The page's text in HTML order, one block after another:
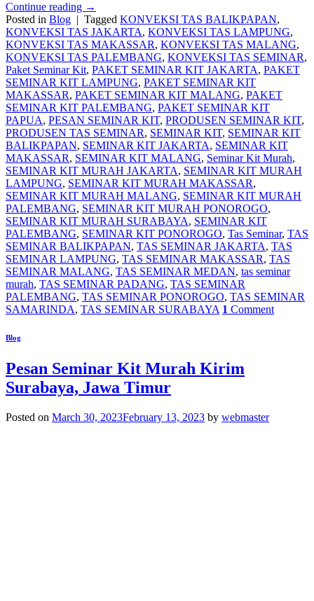
Continue reading →
Posted in Blog | Tagged KONVEKSI TAS BALIKPAPAN,
KONVEKSI TAS JAKARTA, KONVEKSI TAS LAMPUNG,
KONVEKSI TAS MAKASSAR, KONVEKSI TAS MALANG,
KONVEKSI TAS PALEMBANG, KONVEKSI TAS SEMINAR,
Paket Seminar Kit, PAKET SEMINAR KIT JAKARTA, PAKET
SEMINAR KIT LAMPUNG, PAKET SEMINAR KIT
MAKASSAR, PAKET SEMINAR KIT MALANG, PAKET
SEMINAR KIT PALEMBANG, PAKET SEMINAR KIT
PAPUA, PESAN SEMINAR KIT, PRODUSEN SEMINAR KIT,
PRODUSEN TAS SEMINAR, SEMINAR KIT, SEMINAR KIT
BALIKPAPAN, SEMINAR KIT JAKARTA, SEMINAR KIT
MAKASSAR, SEMINAR KIT MALANG, Seminar Kit Murah,
SEMINAR KIT MURAH JAKARTA, SEMINAR KIT MURAH
LAMPUNG, SEMINAR KIT MURAH MAKASSAR,
SEMINAR KIT MURAH MALANG, SEMINAR KIT MURAH
PALEMBANG, SEMINAR KIT MURAH PONOROGO,
SEMINAR KIT MURAH SURABAYA, SEMINAR KIT
PALEMBANG, SEMINAR KIT PONOROGO, Tas Seminar, TAS
SEMINAR BALIKPAPAN, TAS SEMINAR JAKARTA, TAS
SEMINAR LAMPUNG, TAS SEMINAR MAKASSAR, TAS
SEMINAR MALANG, TAS SEMINAR MEDAN, tas seminar
murah, TAS SEMINAR PADANG, TAS SEMINAR
PALEMBANG, TAS SEMINAR PONOROGO, TAS SEMINAR
SAMARINDA, TAS SEMINAR SURABAYA 1 Comment
Blog
Pesan Seminar Kit Murah Kirim
Surabaya, Jawa Timur
Posted on March 30, 2023February 13, 2023 by webmaster